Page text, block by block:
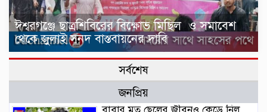
ঈশ্বরগঞ্জে ছাত্রশিবিরের বিক্ষোভ মিছিল ও সমাবেশ
থেকে জুলাই সনদ বাস্তবায়নের দাবি
সর্বশেষ
জনপ্রিয়